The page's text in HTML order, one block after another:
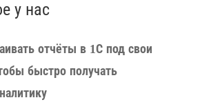
у нас
отчёты в 1С под свои
быстро получать